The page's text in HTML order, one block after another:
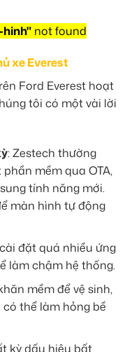
not found
xe Everest
Ford Everest hoạt
tôi có một vài lời
: Zestech thường
mềm qua OTA,
tính năng mới.
màn hình tự động
đặt quá nhiều ứng
làm chậm hệ thống.
mềm để vệ sinh,
thể làm hỏng bề
kỳ dấu hiệu bất